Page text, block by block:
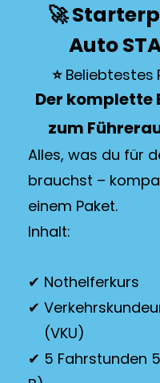
🚀
Auto
⭐ Beliebtestes
Der komplette
zum
Alles, was du für
brauchst –
einem Paket.
Inhalt:
✔ Nothelferkurs
✔
(VKU)
✔ 5 Fahrstunden